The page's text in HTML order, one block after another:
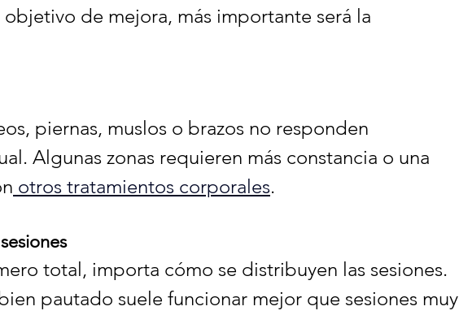
objetivo de mejora, más importante será la
piernas, muslos o brazos no responden
Algunas zonas requieren más constancia o una
otros tratamientos corporales.
total, importa cómo se distribuyen las sesiones.
pautado suele funcionar mejor que sesiones muy